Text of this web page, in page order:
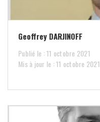
Geoffrey DARJINOFF
Publié le : 11 octobre 2021
Mis à jour le : 11 octobre 2021